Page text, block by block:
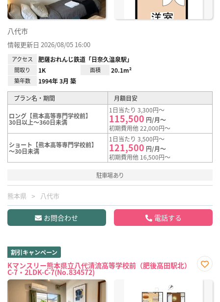
八代市
情報更新日 2026/08/05 16:00
アクセス 肥薩おれんじ鉄道「日奈久温泉駅」
間取り 1K 面積 20.1m²
築年数 1994年 3月 築
プラン名・期間 月額目安
ロング【熊本高等専門学校前】
30日以上～360日未満
1日当たり 3,300円～
115,500 円/月～
初期費用他 22,000円～
ショート【熊本高等専門学校前】
～30日未満
1日当たり 3,500円～
121,500 円/月～
初期費用他 16,500円～
駐車場あり
熊本県 八代市
お問合わせ 電話する
割引キャンペーン
Kマンスリー熊本県立八代清流高等学校前（肥後高田駅北）
C-7・2LDK-C-7(No.834572)
に入